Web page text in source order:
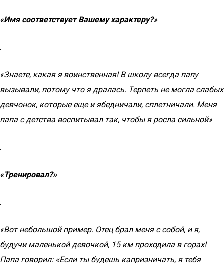
«Имя соответствует Вашему характеру?»
.
«Знаете, какая я воинственная! В школу всегда папу
вызывали, потому что я дралась. Терпеть не могла слабых
девчонок, которые еще и ябедничали, сплетничали. Меня
папа с детства воспитывал так, чтобы я росла сильной»
.
«Тренировал?»
.
«Вот небольшой пример. Отец брал меня с собой, и я,
будучи маленькой девочкой, 15 км проходила в горах!
Папа говорил: «Если ты будешь капризничать, я тебя